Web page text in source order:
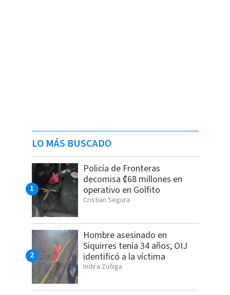
LO MÁS BUSCADO
Policía de Fronteras
decomisa ₡68 millones en
operativo en Golfito
Cristian Segura
Hombre asesinado en
Siquirres tenía 34 años; OIJ
identificó a la víctima
Indira Zúñiga